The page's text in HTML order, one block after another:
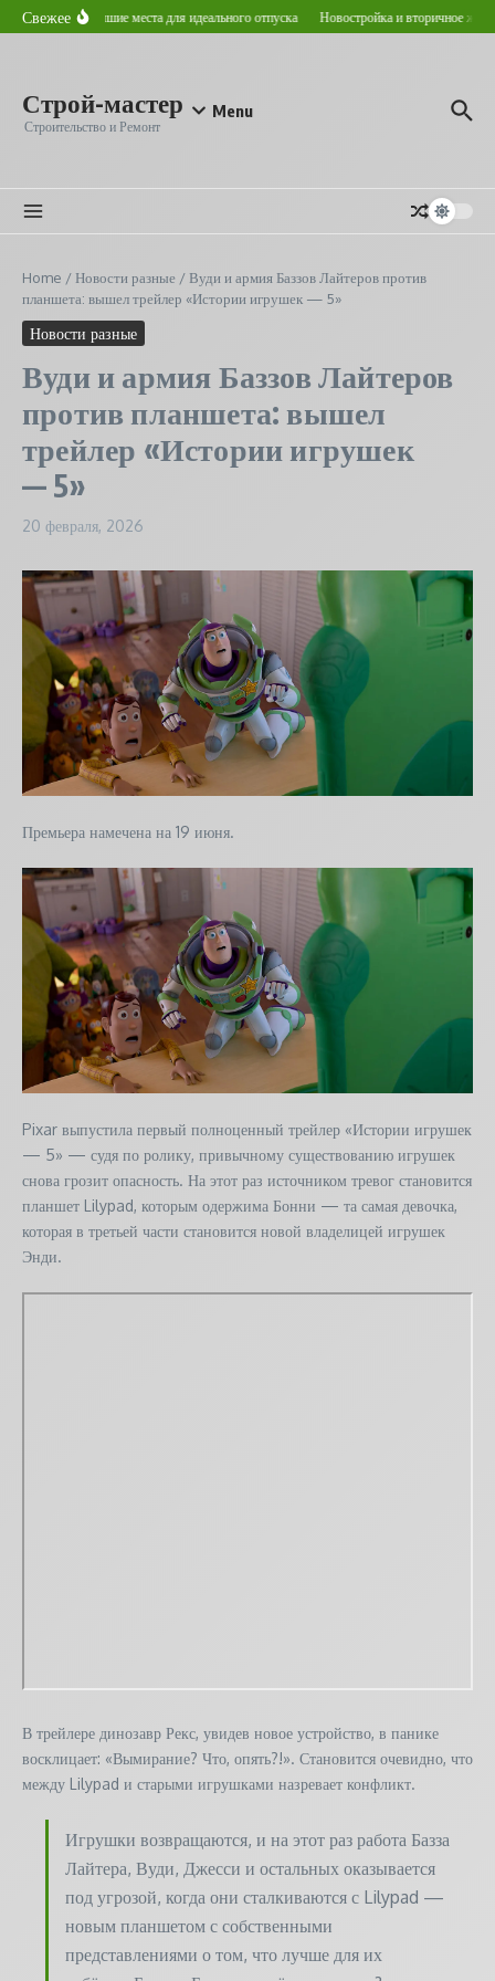
Перейти к содержанию
Свежее
в Астане: лучшие места для идеального отпуска Новостройка и вторичное
Строй-мастер
Строительство и Ремонт
Menu
Home /Новости разные /Вуди и армия Баззов Лайтеров против
планшета: вышел трейлер «Истории игрушек — 5»
Новости разные
Вуди и армия Баззов Лайтеров
против планшета: вышел
трейлер «Истории игрушек
— 5»
20 февраля, 2026
Премьера намечена на 19 июня.
Pixar выпустила первый полноценный трейлер «Истории игрушек
— 5» — судя по ролику, привычному существованию игрушек
снова грозит опасность. На этот раз источником тревог становится
планшет Lilypad, которым одержима Бонни — та самая девочка,
которая в третьей части становится новой владелицей игрушек
Энди.
В трейлере динозавр Рекс, увидев новое устройство, в панике
восклицает: «Вымирание? Что, опять?!». Становится очевидно, что
между Lilypad и старыми игрушками назревает конфликт.
Игрушки возвращаются, и на этот раз работа Базза
Лайтера, Вуди, Джесси и остальных оказывается
под угрозой, когда они сталкиваются с Lilypad —
новым планшетом с собственными
представлениями о том, что лучше для их